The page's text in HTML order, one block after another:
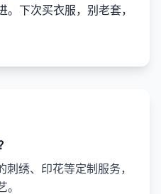
下次买衣服，别老套，
绣、印花等定制服务，
。